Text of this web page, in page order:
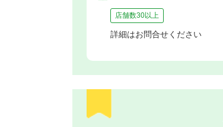
店舗数30以上
詳細はお問合せください